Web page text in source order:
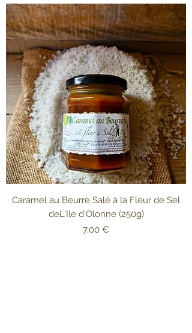
Caramel au Beurre Salé à la Fleur de Sel
deL'Ile d'Olonne (250g)
Prix
7,00 €